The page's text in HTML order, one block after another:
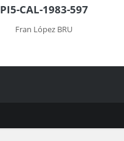
PI5-CAL-1983-597
Fran López BRU